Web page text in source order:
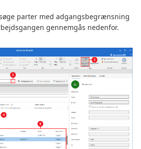
parter med adgangsbegrænsning
gennemgås nedenfor.